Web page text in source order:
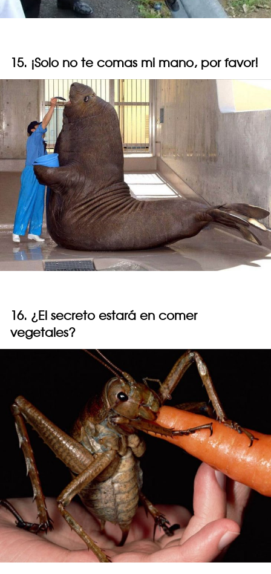
15. ¡Solo no te comas mi mano, por favor!
16. ¿El secreto estará en comer
vegetales?